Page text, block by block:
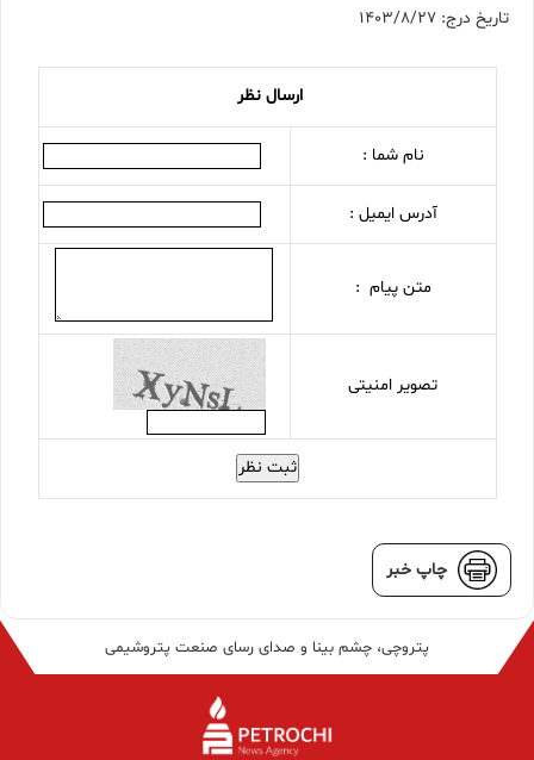
تاریخ درج: 1403/8/27
ارسال نظر
نام شما :
آدرس ایمیل :
متن پیام :
تصویر امنیتی
ثبت نظر
چاپ خبر
پتروچی، چشم بینا و صدای رسای صنعت پتروشیمی